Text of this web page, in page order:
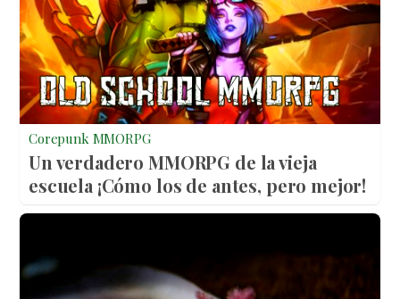
Corepunk MMORPG
Un verdadero MMORPG de la vieja
escuela ¡Cómo los de antes, pero mejor!